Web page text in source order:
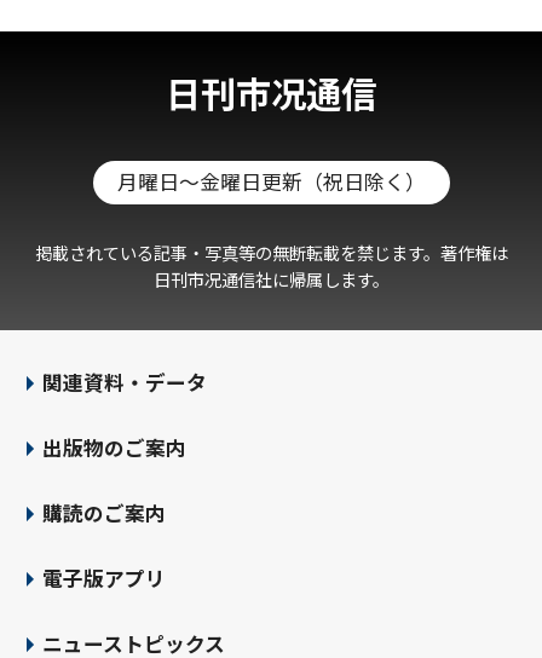
日刊市况通信
月曜日～金曜日更新（祝日除く）
掲載されている記事・写真等の無断転載を禁じます。著作権は
日刊市况通信社に帰属します。
関連資料・データ
出版物のご案内
購読のご案内
電子版アプリ
ニューストピックス